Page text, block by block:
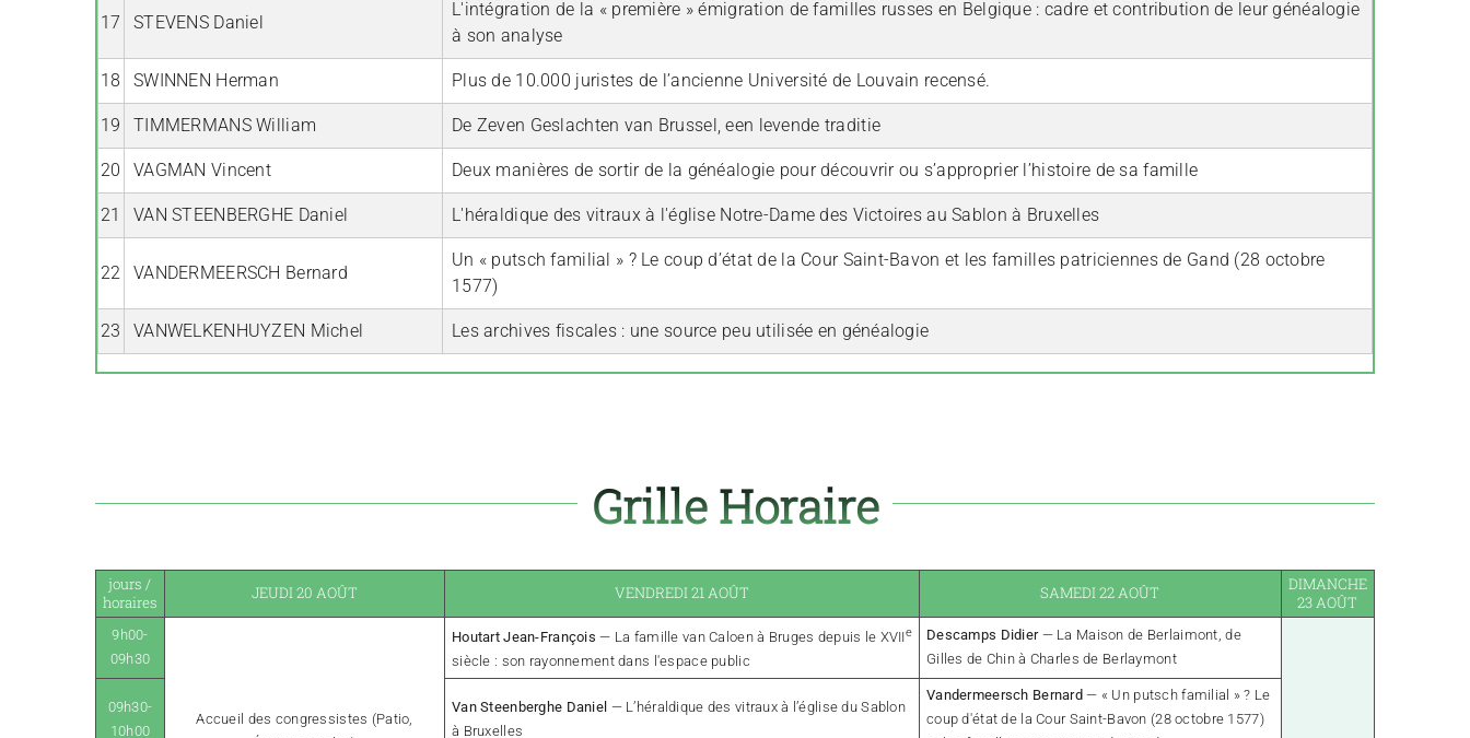
17 STEVENS Daniel
L'intégration de la « première » émigration de familles russes en Belgique : cadre et contribution de leur généalogie
à son analyse
18 SWINNEN Herman Plus de 10.000 juristes de l’ancienne Université de Louvain recensé.
19 TIMMERMANS William De Zeven Geslachten van Brussel, een levende traditie
20 VAGMAN Vincent Deux manières de sortir de la généalogie pour découvrir ou s’approprier l’histoire de sa famille
21 VAN STEENBERGHE Daniel L'héraldique des vitraux à l'église Notre-Dame des Victoires au Sablon à Bruxelles
22 VANDERMEERSCH Bernard
Un « putsch familial » ? Le coup d’état de la Cour Saint-Bavon et les familles patriciennes de Gand (28 octobre
1577)
23 VANWELKENHUYZEN Michel Les archives fiscales : une source peu utilisée en généalogie
Grille Horaire
jours /
horaires
JEUDI 20 AOÛT VENDREDI 21 AOÛT SAMEDI 22 AOÛT
DIMANCHE
23 AOÛT
9h00-
09h30
Accueil des congressistes (Patio,
Houtart Jean-François — La famille van Caloen à Bruges depuis le XVIIe
siècle : son rayonnement dans l'espace public
Descamps Didier— La Maison de Berlaimont, de
Gilles de Chin à Charles de Berlaymont
09h30-
10h00
Van Steenberghe Daniel — L’héraldique des vitraux à l’église du Sablon
à Bruxelles
Vandermeersch Bernard— « Un putsch familial » ? Le
coup d'état de la Cour Saint-Bavon (28 octobre 1577)